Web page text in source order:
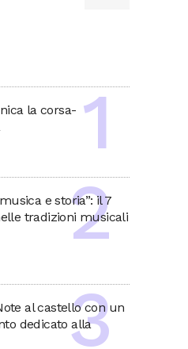
la corsa-
e storia”: il 7
tradizioni musicali
al castello con un
dedicato alla